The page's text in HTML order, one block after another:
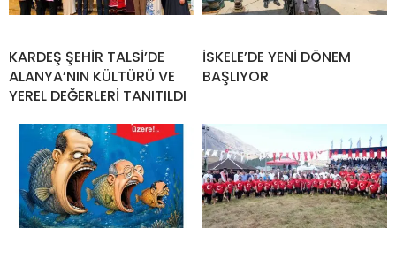
KARDEŞ ŞEHİR TALSİ’DE
ALANYA’NIN KÜLTÜRÜ VE
YEREL DEĞERLERİ TANITILDI
İSKELE’DE YENİ DÖNEM
BAŞLIYOR